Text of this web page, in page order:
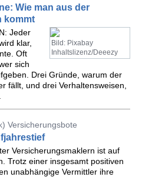
Wie man aus der
kommt
Bild: Pixabay
Inhaltslizenz/Deeezy
Jeder
klar,
Oft
sich
Drei Gründe, warum der
fällt, und drei Verhaltensweisen,
Versicherungsbote
Versicherungsmaklern ist auf
Trotz einer insgesamt positiven
unabhängige Vermittler ihre